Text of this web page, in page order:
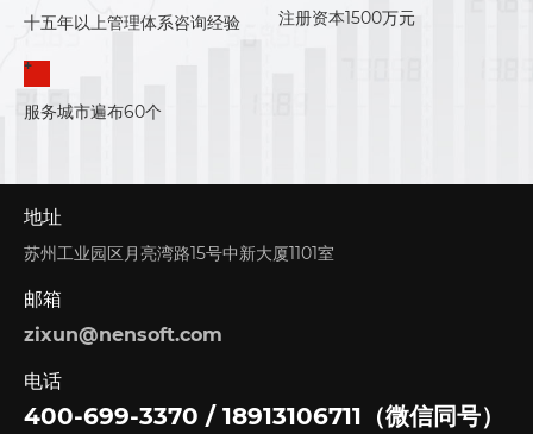
十五年以上管理体系咨询经验 注册资本1500万元
+
服务城市遍布60个
地址
苏州工业园区月亮湾路15号中新大厦1101室
邮箱
zixun@nensoft.com
电话
400-699-3370 / 18913106711（微信同号）